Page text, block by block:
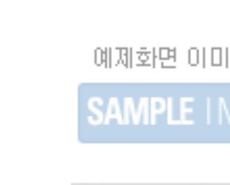
LifeUs
[2022] 라이프어스 인-스틱 X